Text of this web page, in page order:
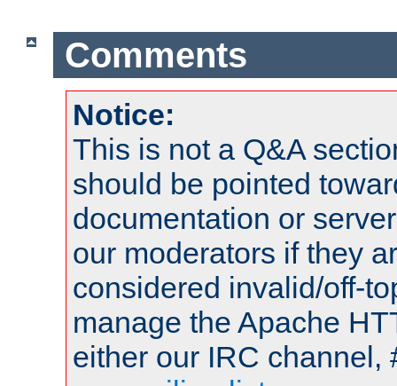
Comments
Notice:
This is not a Q&A
should be pointed
documentation or
our moderators if they
considered invalid/off-
manage the Apache
either our IRC channel,